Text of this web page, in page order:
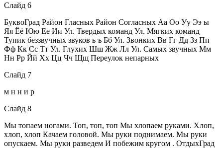
Слайд 6
БуквоГрад Район Гласных Район Согласных Аа Оо Уу Ээ ы
Яя Ёё Юю Ее Ии Ул. Твердых команд Ул. Мягких команд
Тупик беззвучных звуков ь ъ Бб Ул. Звонких Вв Гг Дд Зз Пп
Фф Кк Сс Тт Ул. Глухих Шш Жж Лл Ул. Самых звучных Мм
Нн Рр Йй Хх Цц Чч Щщ Переулок непарных
Слайд 7
м н н и р
Слайд 8
Мы топаем ногами. Топ, топ, топ Мы хлопаем руками. Хлоп,
хлоп, хлоп Качаем головой. Мы руки поднимаем. Мы руки
опускаем. Мы руки разведем И побежим кругом . ОтдыхГрад